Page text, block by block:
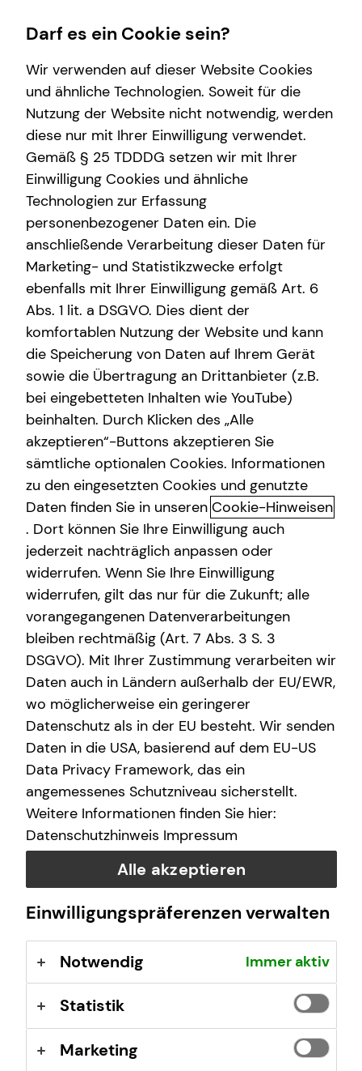
Wissenswertes
Über tecis
Podcast
teamzukunft
Service
Kundenportal
Schadenabwicklung
Finanzberatung
Videoberatung
Spezialisten-Netzwerk
Private Krankenvorsorge
Immobilienfinanzierung
Betriebliche Altersvorsorge
Investment
Kapitalanlage Immobilien
Altersvorsorge
Gewerbliche Versicherungen
Arbeitskraftabsicherung
Kindervorsorge
Sach- und Vermögenssicherung
Expat
Karriere-Infos
Karrierechancen
Initiativbewerbung
Financial advice for expats
Living and working in a new country comes with great
opportunities – and unique financial challenges. Let’s turn
complexity into clarity.
tecis has been successfully advising expats across
Germany on financial planning for many years. Together
with you, I develop a tailored solution designed
specifically for your unique situation as an expat – from
your arrival in Germany and starting your career to long-
term life planning.
Reliable support in your language
I help you understand the German system and make
smart financial decisions – no matter where you come
from.
What makes my financial advice
unique?
Darf es ein Cookie sein?
Wir verwenden auf dieser Website Cookies
und ähnliche Technologien. Soweit für die
Nutzung der Website nicht notwendig, werden
diese nur mit Ihrer Einwilligung verwendet.
Gemäß § 25 TDDDG setzen wir mit Ihrer
Einwilligung Cookies und ähnliche
Technologien zur Erfassung
personenbezogener Daten ein. Die
anschließende Verarbeitung dieser Daten für
Marketing- und Statistikzwecke erfolgt
ebenfalls mit Ihrer Einwilligung gemäß Art. 6
Abs. 1 lit. a DSGVO. Dies dient der
komfortablen Nutzung der Website und kann
die Speicherung von Daten auf Ihrem Gerät
sowie die Übertragung an Drittanbieter (z.B.
bei eingebetteten Inhalten wie YouTube)
beinhalten. Durch Klicken des „Alle
akzeptieren“-Buttons akzeptieren Sie
sämtliche optionalen Cookies. Informationen
zu den eingesetzten Cookies und genutzte
Daten finden Sie in unseren Cookie-Hinweisen
. Dort können Sie Ihre Einwilligung auch
jederzeit nachträglich anpassen oder
widerrufen. Wenn Sie Ihre Einwilligung
widerrufen, gilt das nur für die Zukunft; alle
vorangegangenen Datenverarbeitungen
bleiben rechtmäßig (Art. 7 Abs. 3 S. 3
DSGVO). Mit Ihrer Zustimmung verarbeiten wir
Daten auch in Ländern außerhalb der EU/EWR,
wo möglicherweise ein geringerer
Datenschutz als in der EU besteht. Wir senden
Daten in die USA, basierend auf dem EU-US
Data Privacy Framework, das ein
angemessenes Schutzniveau sicherstellt.
Weitere Informationen finden Sie hier:
Datenschutzhinweis Impressum
Alle akzeptieren
Einwilligungspräferenzen verwalten
Notwendig Immer aktiv
Statistik
Marketing